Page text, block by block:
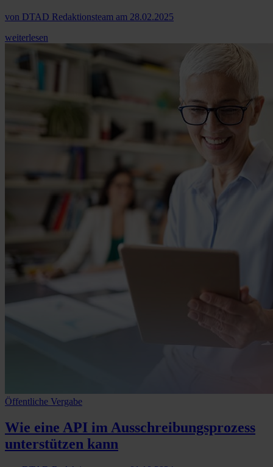
von DTAD Redaktionsteam am 28.02.2025
weiterlesen
Öffentliche Vergabe
Wie eine API im Ausschreibungsprozess
unterstützen kann